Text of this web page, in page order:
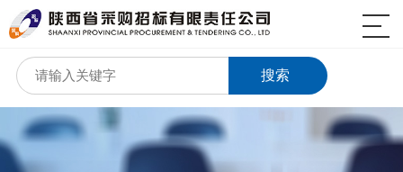
搜索